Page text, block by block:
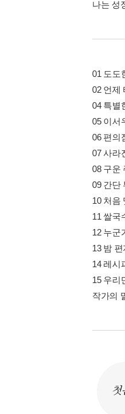
나는 성
01 도도
02 언제
04 특별
05 이서
06 편의
07 사라
08 구운
09 간단
10 처음
11 쌀국
12 누군
13 밤
14 레시
15 우리
작가의
첫